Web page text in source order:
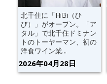
北千住に「HiBi（ひ
び）」がオープン。「ア
タル」で北千住ドミナン
トのトーヤーマン、初の
洋食ワイン業...
2026年04月28日